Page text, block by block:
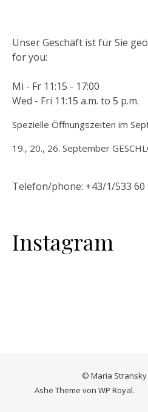
Unser Geschäft ist für Sie
for you:
Mi - Fr 11:15 - 17:00
Wed - Fri 11:15 a.m. to 5 p.m.
Spezielle Öffnungszeiten im
19., 20., 26. September
Telefon/phone: +43/1/533 60
Instagram
© Maria Stransky
Ashe Theme von WP Royal.